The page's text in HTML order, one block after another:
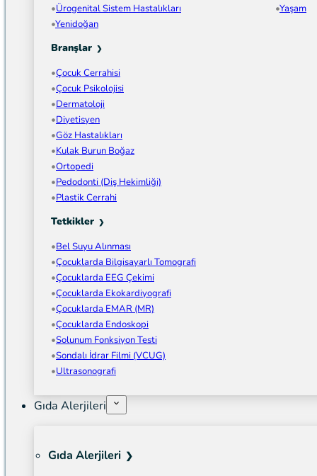
Ürogenital Sistem Hastalıkları
Yaşam
Yenidoğan
Branşlar
Çocuk Cerrahisi
Çocuk Psikolojisi
Dermatoloji
Diyetisyen
Göz Hastalıkları
Kulak Burun Boğaz
Ortopedi
Pedodonti (Diş Hekimliği)
Plastik Cerrahi
Tetkikler
Bel Suyu Alınması
Çocuklarda Bilgisayarlı Tomografi
Çocuklarda EEG Çekimi
Çocuklarda Ekokardiyografi
Çocuklarda EMAR (MR)
Çocuklarda Endoskopi
Solunum Fonksiyon Testi
Sondalı İdrar Filmi (VCUG)
Ultrasonografi
Gıda Alerjileri
Gıda Alerjileri